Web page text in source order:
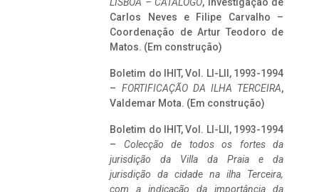
Carlos Neves e Filipe Carvalho –
Coordenação de Artur Teodoro de
Matos. (Em construção)
Boletim do IHIT, Vol. LI-LII, 1993-1994
– FORTIFICAÇÃO DA ILHA TERCEIRA,
Valdemar Mota. (Em construção)
Boletim do IHIT, Vol. LI-LII, 1993-1994
– Colecção de todos os fortes da
jurisdição da Villa da Praia e da
jurisdição da cidade na ilha Terceira,
com a indicação da importância da